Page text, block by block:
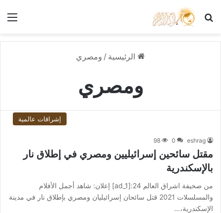
بحث عن
الرئيسية / ومصري
ومصري
إشراقات عالمية
eshrag
0
98
مقتل سائحين إسرائيليين ومصري في إطلاق نار
بالإسكندرية
من صحيفة اشراق العالم 24:[ad_1] إعلان: شاهد أجمل الأفلام
والمسلسلات 2021 قتل سائحان إسرائيليان ومصري بإطلاق نار في مدينة
الإسكندرية،…